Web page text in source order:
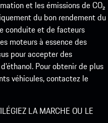
et les émissions de CO₂
du bon rendement du
conduite et de facteurs
moteurs à essence des
pour accepter des
Pour obtenir de plus
véhicules, contactez le
LA MARCHE OU LE